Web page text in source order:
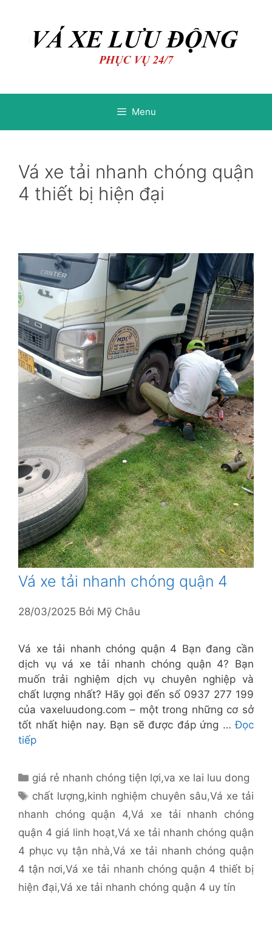
Menu
Vá xe tải nhanh chóng quận
4 thiết bị hiện đại
Vá xe tải nhanh chóng quận 4
28/03/2025 Bởi Mỹ Châu
Vá xe tải nhanh chóng quận 4 Bạn đang cần
dịch vụ vá xe tải nhanh chóng quận 4? Bạn
muốn trải nghiệm dịch vụ chuyên nghiệp và
chất lượng nhất? Hãy gọi đến số 0937 277 199
của vaxeluudong.com – một trong những cơ sở
tốt nhất hiện nay. Bạn sẽ được đáp ứng …Đọc
tiếp
Danh
mục
giá rẻ nhanh chóng tiện lợi,va xe lai luu dong
Thẻ
chất lượng,kinh nghiệm chuyên sâu,Vá xe tải
nhanh chóng quận 4,Vá xe tải nhanh chóng
quận 4 giá linh hoạt,Vá xe tải nhanh chóng quận
4 phục vụ tận nhà,Vá xe tải nhanh chóng quận
4 tận nơi,Vá xe tải nhanh chóng quận 4 thiết bị
hiện đại,Vá xe tải nhanh chóng quận 4 uy tín